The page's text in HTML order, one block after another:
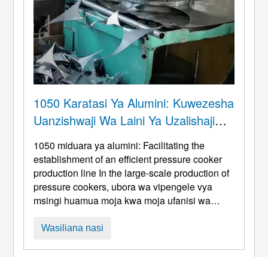
1050 Karatasi Ya Alumini: Kuwezesha
Uanzishwaji Wa Laini Ya Uzalishaji
Wa Jiko La Shinikizo
1050 miduara ya alumini: Facilitating the
establishment of an efficient pressure cooker
production line In the large-scale production of
pressure cookers, ubora wa vipengele vya
msingi huamua moja kwa moja ufanisi wa
wa soko. Kama malighafi muhimu kwa vyombo
Wasiliana nasi